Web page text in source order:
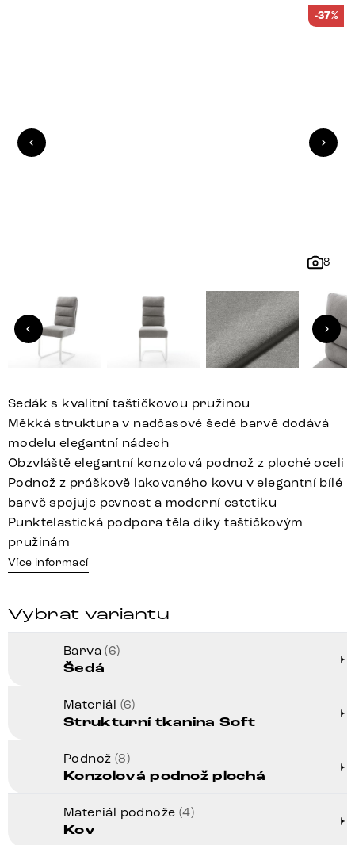
8
-37%
Sedák s kvalitní taštičkovou pružinou
Měkká struktura v nadčasové šedé barvě dodává
modelu elegantní nádech
Obzvláště elegantní konzolová podnož z ploché oceli
Podnož z práškově lakovaného kovu v elegantní bílé
barvě spojuje pevnost a moderní estetiku
Punktelastická podpora těla díky taštičkovým
pružinám
Více informací
Vybrat variantu
Barva(6)
Šedá
Materiál (6)
Strukturní tkanina Soft
Podnož (8)
Konzolová podnož plochá
Materiál podnože (4)
Kov